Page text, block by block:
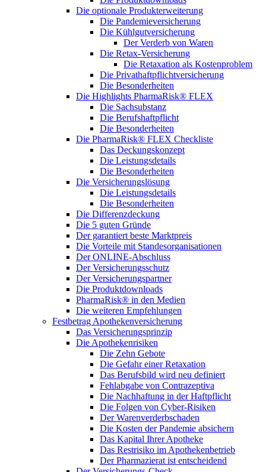
Die optionale Produkterweiterung
Die Pandemieversicherung
Die Kühlgutversicherung
Der Verderb von Waren
Die Retax-Versicherung
Die Retaxation als Kostenproblem
Die Privathaftpflichtversicherung
Die Besonderheiten
Die Highlights PharmaRisk® FLEX
Die Sachsubstanz
Die Berufshaftpflicht
Die Besonderheiten
Die PharmaRisk® FLEX Checkliste
Das Deckungskonzept
Die Leistungsdetails
Die Besonderheiten
Die Versicherungslösung
Die Leistungsdetails
Die Besonderheiten
Die Differenzdeckung
Die 5 guten Gründe
Der garantiert beste Marktpreis
Die Vorteile mit Standesorganisationen
Der ONLINE-Abschluss
Der Versicherungsschutz
Der Versicherungspartner
Die Produktdownloads
PharmaRisk® in den Medien
Die weiteren Empfehlungen
Festbetrag Apothekenversicherung
Das Versicherungsprinzip
Die Apothekenrisiken
Die Zehn Gebote
Die Gefahr einer Retaxation
Das Berufsbild wird neu definiert
Fehlabgabe von Contrazeptiva
Die Nachhaftung in der Haftpflicht
Die Folgen von Cyber-Risiken
Der Warenverderbschaden
Die Kosten der Pandemie absichern
Das Kapital Ihrer Apotheke
Das Restrisiko im Apothekenbetrieb
Der Pharmazierat ist entscheidend